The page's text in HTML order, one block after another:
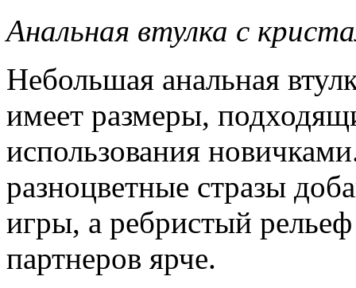
Анальная втулка c
Небольшая анальная
имеет размеры,
использования
разноцветные стразы
игры, а ребристый
партнеров ярче.